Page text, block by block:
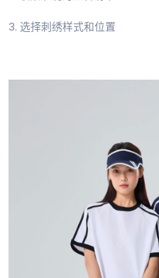
3. 选择刺绣样式和位置